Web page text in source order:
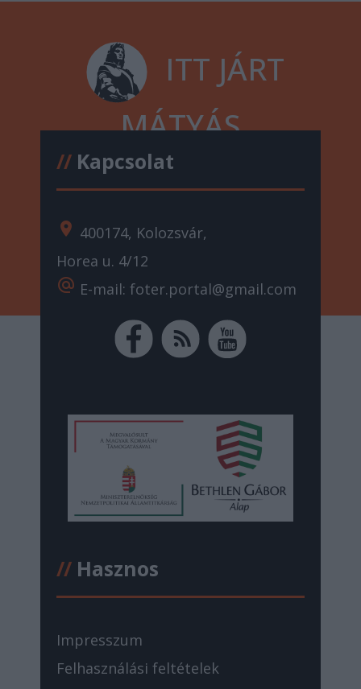
ITT JÁRT
MÁTYÁS
//Kapcsolat
location_on 400174, Kolozsvár,
Horea u. 4/12
alternate_email E-mail: foter.portal@gmail.com
//Hasznos
Impresszum
Felhasználási feltételek